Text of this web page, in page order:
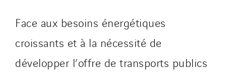
Face aux besoins énergétiques
croissants et à la nécessité de
développer l’offre de transports publics